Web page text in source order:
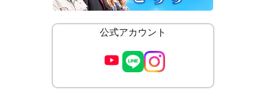
公式アカウント